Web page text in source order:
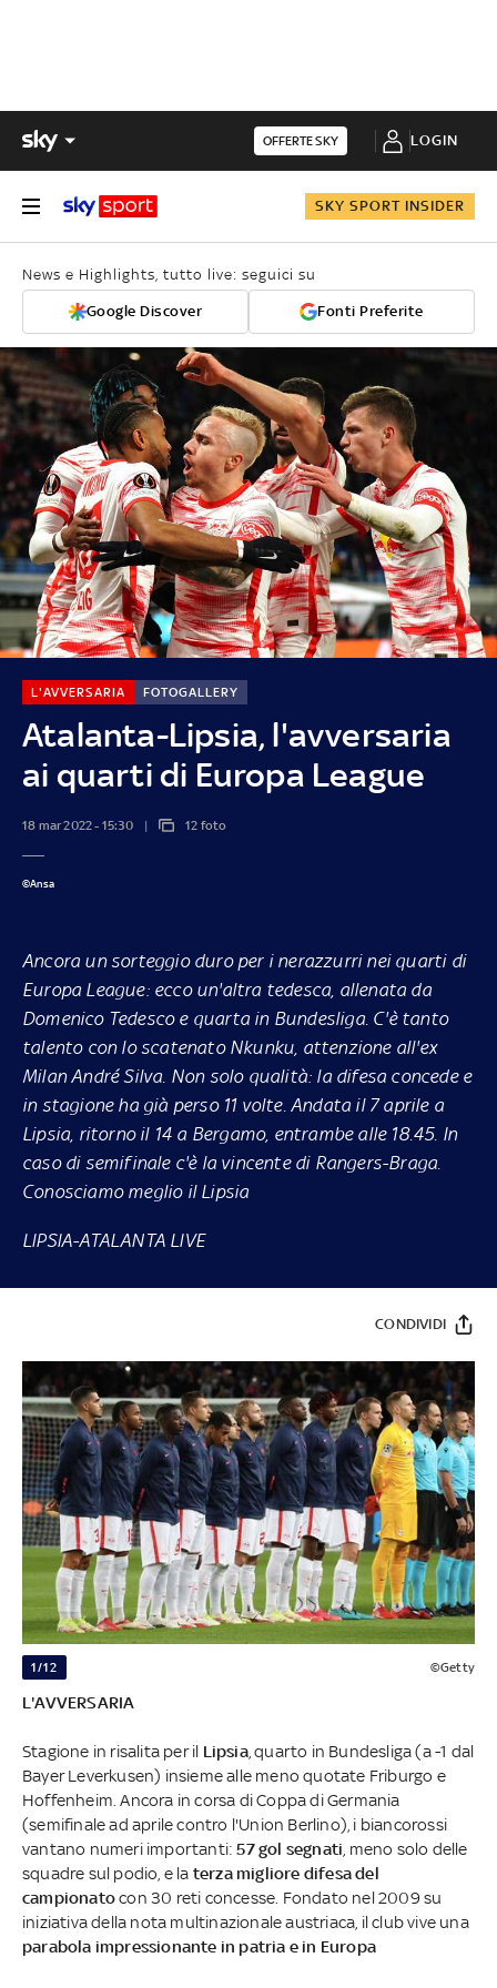
OFFERTE SKY LOGIN
SKY SPORT INSIDER
News e Highlights, tutto live: seguici su
Google Discover Fonti Preferite
Atalanta-Lipsia, l'avversaria
ai quarti di Europa League
L'AVVERSARIA FOTOGALLERY
18 mar 2022 - 15:30 12 foto
©Ansa
Ancora un sorteggio duro per i nerazzurri nei quarti di
Europa League: ecco un'altra tedesca, allenata da
Domenico Tedesco e quarta in Bundesliga. C'è tanto
talento con lo scatenato Nkunku, attenzione all'ex
Milan André Silva. Non solo qualità: la difesa concede e
in stagione ha già perso 11 volte. Andata il 7 aprile a
Lipsia, ritorno il 14 a Bergamo, entrambe alle 18.45. In
caso di semifinale c'è la vincente di Rangers-Braga.
Conosciamo meglio il Lipsia
LIPSIA-ATALANTA LIVE
CONDIVIDI
1/12 ©Getty
L'AVVERSARIA
Stagione in risalita per il Lipsia, quarto in Bundesliga (a -1 dal
Bayer Leverkusen) insieme alle meno quotate Friburgo e
Hoffenheim. Ancora in corsa di Coppa di Germania
(semifinale ad aprile contro l'Union Berlino), i biancorossi
vantano numeri importanti:57 gol segnati , meno solo delle
squadre sul podio, e la terza migliore difesa del
campionatocon 30 reti concesse. Fondato nel 2009 su
iniziativa della nota multinazionale austriaca, il club vive una
parabola impressionante in patria e in Europa